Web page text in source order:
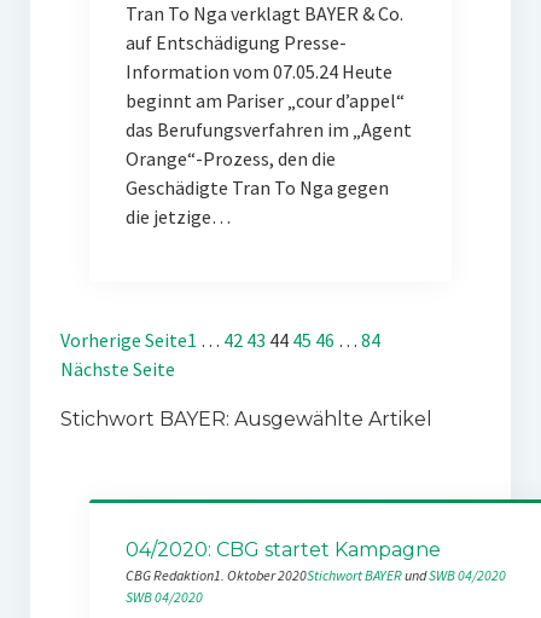
Tran To Nga verklagt BAYER & Co.
auf Entschädigung Presse-
Information vom 07.05.24 Heute
beginnt am Pariser „cour d’appel“
das Berufungsverfahren im „Agent
Orange“-Prozess, den die
Geschädigte Tran To Nga gegen
die jetzige…
Vorherige Seite1 … 42 43 44 45 46 … 84
Nächste Seite
Stichwort BAYER: Ausgewählte Artikel
04/2020: CBG startet Kampagne
CBG Redaktion1. Oktober 2020Stichwort BAYER und SWB 04/2020
SWB 04/2020